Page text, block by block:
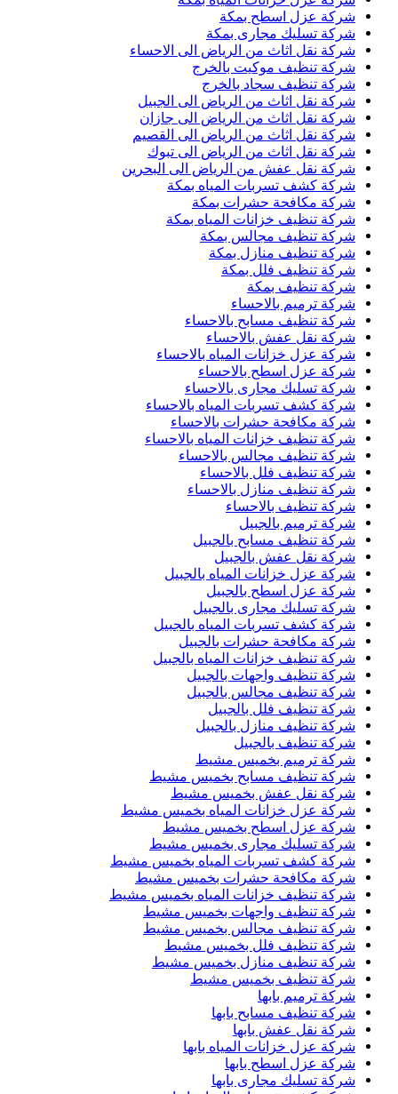
شركة عزل اسطح بمكة
شركة تسليك مجارى بمكة
شركة نقل اثاث من الرياض الى الاحساء
شركة تنظيف موكيت بالخرج
شركة تنظيف سجاد بالخرج
شركة نقل اثاث من الرياض الى الجبيل
شركة نقل اثاث من الرياض الى جازان
شركة نقل اثاث من الرياض الى القصيم
شركة نقل اثاث من الرياض الى تبوك
شركة نقل عفش من الرياض الى البحرين
شركة كشف تسربات المياه بمكة
شركة مكافحة حشرات بمكة
شركة تنظيف خزانات المياه بمكة
شركة تنظيف مجالس بمكة
شركة تنظيف منازل بمكة
شركة تنظيف فلل بمكة
شركة تنظيف بمكة
شركة ترميم بالاحساء
شركة تنظيف مسابح بالاحساء
شركة نقل عفش بالاحساء
شركة عزل خزانات المياه بالاحساء
شركة عزل اسطح بالاحساء
شركة تسليك مجارى بالاحساء
شركة كشف تسربات المياه بالاحساء
شركة مكافحة حشرات بالاحساء
شركة تنظيف خزانات المياه بالاحساء
شركة تنظيف مجالس بالاحساء
شركة تنظيف فلل بالاحساء
شركة تنظيف منازل بالاحساء
شركة تنظيف بالاحساء
شركة ترميم بالجبيل
شركة تنظيف مسابح بالجبيل
شركة نقل عفش بالجبيل
شركة عزل خزانات المياه بالجبيل
شركة عزل اسطح بالجبيل
شركة تسليك مجارى بالجبيل
شركة كشف تسربات المياه بالجبيل
شركة مكافحة حشرات بالجبيل
شركة تنظيف خزانات المياه بالجبيل
شركة تنظيف واجهات بالجبيل
شركة تنظيف مجالس بالجبيل
شركة تنظيف فلل بالجبيل
شركة تنظيف منازل بالجبيل
شركة تنظيف بالجبيل
شركة ترميم بخميس مشيط
شركة تنظيف مسابح بخميس مشيط
شركة نقل عفش بخميس مشيط
شركة عزل خزانات المياه بخميس مشيط
شركة عزل اسطح بخميس مشيط
شركة تسليك مجارى بخميس مشيط
شركة كشف تسربات المياه بخميس مشيط
شركة مكافحة حشرات بخميس مشيط
شركة تنظيف خزانات المياه بخميس مشيط
شركة تنظيف واجهات بخميس مشيط
شركة تنظيف مجالس بخميس مشيط
شركة تنظيف فلل بخميس مشيط
شركة تنظيف منازل بخميس مشيط
شركة تنظيف بخميس مشيط
شركة ترميم بابها
شركة تنظيف مسابح بابها
شركة نقل عفش بابها
شركة عزل خزانات المياه بابها
شركة عزل اسطح بابها
شركة تسليك مجارى بابها